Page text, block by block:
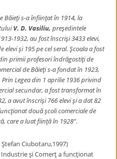
Băieţi s-a înfiinţat în 1914, la
V. D. Vasiliu, preşedintele
1932, au fost înscrişi 3433 elevi,
şi 195 pe cel seral. Şcoala a fost
primii profesori îndrăgostiţi de
de Băieţi s-a fondat în 1923,
Legea din 1 aprilie 1936 privind
secundar, a fost transformat în
a avut înscrişi 766 elevi şi a dat 82
două şcoli comerciale de
care a luat fiinţă în 1928”.
Ciubotaru,1997)
Industrie şi Comerţ a funcţionat